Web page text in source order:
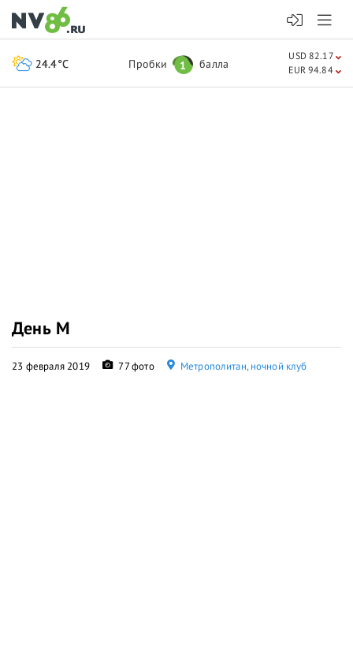
День М
23 февраля 2019 77 фото Метрополитан, ночной клуб
24.4°C Пробки 1 балла
USD 82.17
EUR 94.84